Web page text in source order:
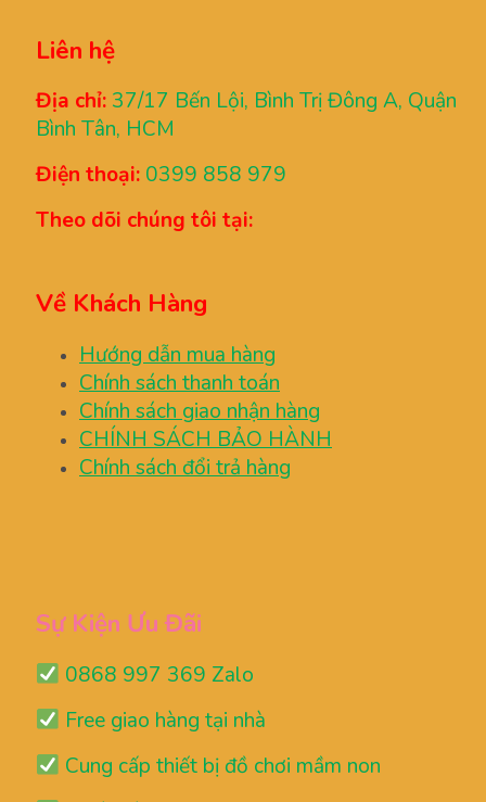
Liên hệ
Địa chỉ: 37/17 Bến Lội, Bình Trị Đông A, Quận
Bình Tân, HCM
Điện thoại: 0399 858 979
Theo dõi chúng tôi tại:
Về Khách Hàng
Hướng dẫn mua hàng
Chính sách thanh toán
Chính sách giao nhận hàng
CHÍNH SÁCH BẢO HÀNH
Chính sách đổi trả hàng
Sự Kiện Ưu Đãi
0868 997 369 Zalo
Free giao hàng tại nhà
Cung cấp thiết bị đồ chơi mầm non